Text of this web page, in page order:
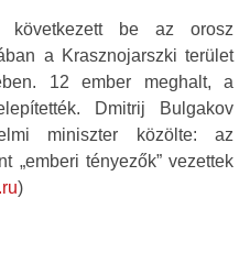
következett be az orosz
a Krasznojarszki terület
12 ember meghalt, a
Dmitrij Bulgakov
miniszter közölte: az
„emberi tényezők” vezettek
)